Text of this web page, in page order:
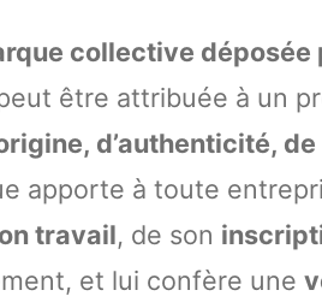
collective déposée
être attribuée à un
d’authenticité,
apporte à toute
travail, de son
et lui confère une